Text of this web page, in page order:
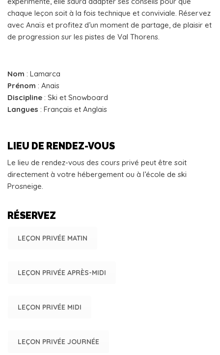
chaque leçon soit à la fois technique et conviviale. Réservez
avec Anaïs et profitez d’un moment de partage, de plaisir et
de progression sur les pistes de Val Thorens.
Nom : Lamarca
Prénom : Anais
Discipline : Ski et Snowboard
Langues : Français et Anglais
LIEU DE RENDEZ-VOUS
Le lieu de rendez-vous des cours privé peut être soit
directement à votre hébergement ou à l’école de ski
Prosneige.
RÉSERVEZ
LEÇON PRIVÉE MATIN
LEÇON PRIVÉE APRÈS-MIDI
LEÇON PRIVÉE MIDI
LEÇON PRIVÉE JOURNÉE